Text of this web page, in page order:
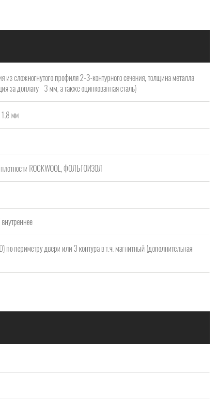
из сложногнутого профиля 2-3-контурного сечения, толщина металла
за доплату - 3 мм, а также оцинкованная сталь)
1,8 мм
ROCKWOOL, ФОЛЬГОИЗОЛ
по периметру двери или 3 контура в т.ч. магнитный (дополнительная